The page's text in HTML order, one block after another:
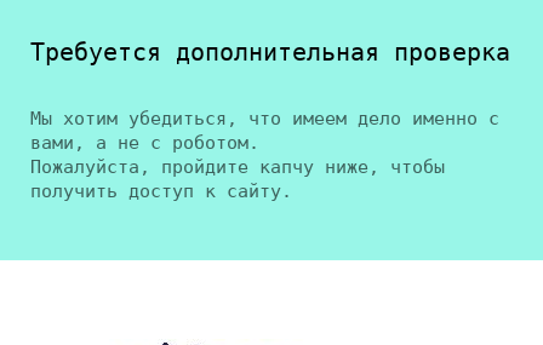
Требуется дополнительная проверка
Мы хотим убедиться, что имеем дело именно с
вами, а не с роботом.
Пожалуйста, пройдите капчу ниже, чтобы
получить доступ к сайту.